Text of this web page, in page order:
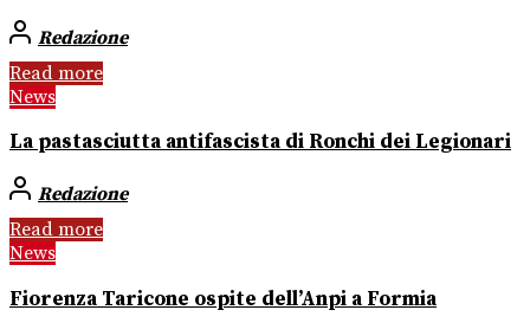
Redazione
Read more
News
La pastasciutta antifascista di Ronchi dei Legionari
Redazione
Read more
News
Fiorenza Taricone ospite dell’Anpi a Formia